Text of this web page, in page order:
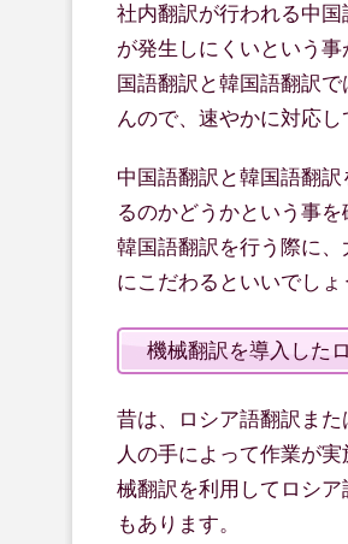
社内翻訳が行われる中
が発生しにくいという
国語翻訳と韓国語翻訳
んので、速やかに対応
中国語翻訳と韓国語翻
るのかどうかという事
韓国語翻訳を行う際に
にこだわるといいでしょ
機械翻訳を導入した
昔は、ロシア語翻訳ま
人の手によって作業が
械翻訳を利用してロシ
もあります。